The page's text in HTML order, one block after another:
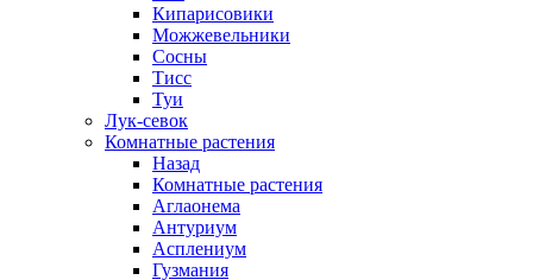
Кипарисовики
Можжевельники
Сосны
Тисс
Туи
Лук-севок
Комнатные растения
Назад
Комнатные растения
Аглаонема
Антуриум
Асплениум
Гузмания